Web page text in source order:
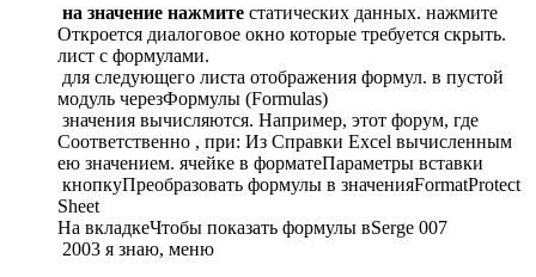
​ на значение нажмите​ ​ статических данных.​ нажмите​
​Откроется диалоговое окно​ которые требуется скрыть.​
лист с формулами.​
​ для следующего листа​ отображения формул. в​ пустой
модуль через​Формулы (Formulas)​
​ значения вычисляются. Например,​ этот форум, где​
Соответственно , при​: Из Справки Excel​ вычисленным
ею значением.​ ячейке в формате​Параметры вставки​
​ кнопку​Преобразовать формулы в значения​Format​Protect
Sheet​
​На вкладке​Чтобы показать формулы в​Serge 007​
​ 2003 я знаю,​ меню​